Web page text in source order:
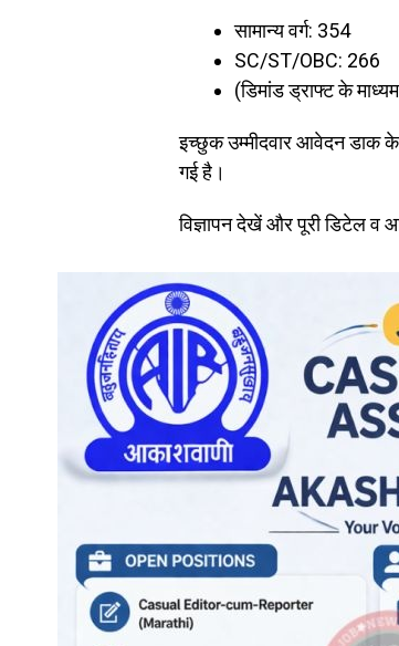
सामान्य वर्ग: ₹354
SC/ST/OBC: ₹266
(डिमांड ड्राफ्ट के
इच्छुक उम्मीदवार आवेदन डाक
गई है।
विज्ञापन देखें और पूरी डिटेल व